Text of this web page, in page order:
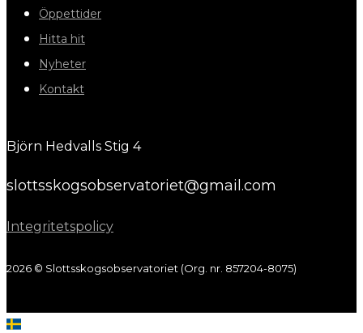
Öppettider
Hitta hit
Nyheter
Kontakt
Björn Hedvalls Stig 4
slottsskogsobservatoriet@gmail.com
Integritetspolicy
2026 © Slottsskogsobservatoriet (Org. nr. 857204-8075)